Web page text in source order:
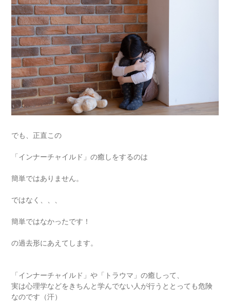
でも、正直この
「インナーチャイルド」の癒しをするのは
簡単ではありません。
ではなく、、、
簡単ではなかったです！
の過去形にあえてします。
「インナーチャイルド」や「トラウマ」の癒しって、
実は心理学などをきちんと学んでない人が行うととっても危険
なのです（汗）